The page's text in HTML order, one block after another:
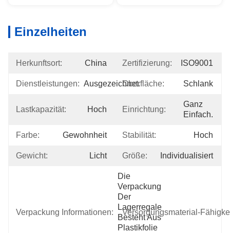
Einzelheiten
Herkunftsort: China Zertifizierung: ISO9001
Dienstleistungen: Ausgezeichnet.Oberfläche: Schlank
Lastkapazität: Hoch Einrichtung:
Ganz
Einfach.
Farbe: Gewohnheit Stabilität: Hoch
Gewicht: Licht Größe: Individualisiert
Verpackung Informationen:
Die
Verpackung
Der
Lagerregale
Besteht Aus
Plastikfolie
Versorgungsmaterial-